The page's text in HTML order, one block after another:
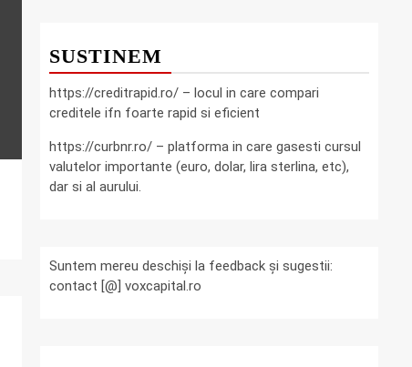
SUSTINEM
https://creditrapid.ro/ – locul in care compari
creditele ifn foarte rapid si eficient
https://curbnr.ro/ – platforma in care gasesti cursul
valutelor importante (euro, dolar, lira sterlina, etc),
dar si al aurului.
Suntem mereu deschiși la feedback și sugestii:
contact [@] voxcapital.ro